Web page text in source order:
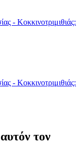
- Κοκκινοτριμιθιάς:
- Κοκκινοτριμιθιάς:
τον